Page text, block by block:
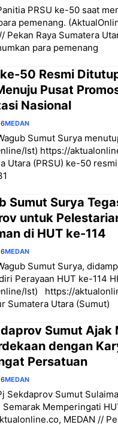
PRSU ke-50 saat
pemenang.
Pekan Raya Sumatera
para pemenang
ke-50 Resmi
Pusat
Nasional
MEDAN
Sumut Surya
Ist) https://
Utara (PRSU) ke-50
Sumut Surya
untuk
di HUT ke-114
MEDAN
Sumut Surya,
Perayaan HUT ke-114
Ist) https://
Sumatera Utara (Sumut)
Sumut Ajak
dengan
Persatuan
MEDAN
Sekdaprov Sumut
Semarak Memperingati
MEDAN //